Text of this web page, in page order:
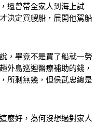
決定買艘船，展開他駕船
外島巡迴醫療補助的錢，
所剩無幾，但侯武忠總是
老病人，甚至颱風天禁港